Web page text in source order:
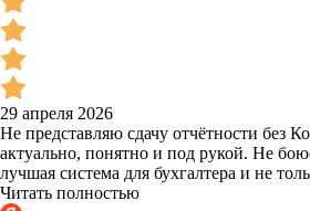
29 апреля 2026
Не представляю сдачу отчётности без
актуально, понятно и под рукой. Не
лучшая система для бухгалтера и не
Читать полностью